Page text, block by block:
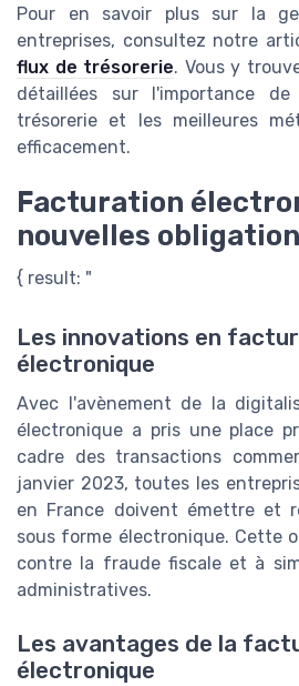
Pour en savoir plus sur la
entreprises, consultez notre
flux de trésorerie. Vous y
détaillées sur l'importance
trésorerie et les meilleures
efficacement.
Facturation
nouvelles
{ result: "
Les innovations en
électronique
Avec l'avènement de la
électronique a pris une place
cadre des transactions
janvier 2023, toutes les
en France doivent émettre et
sous forme électronique. Cette
contre la fraude fiscale et à
administratives.
Les avantages de la
électronique